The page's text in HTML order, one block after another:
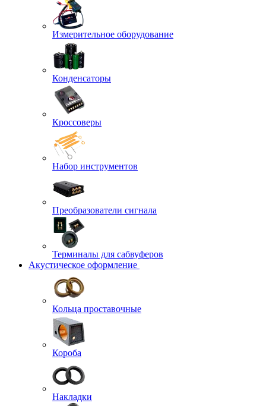
Измерительное оборудование
Конденсаторы
Кроссоверы
Набор инструментов
Преобразователи сигнала
Терминалы для сабвуферов
Акустическое оформление
Кольца проставочные
Короба
Накладки